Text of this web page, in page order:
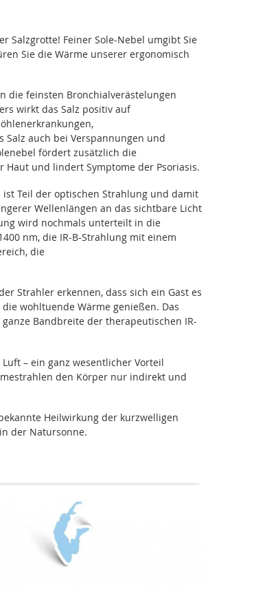
Salzgrotte! Feiner Sole-Nebel umgibt Sie
Sie die Wärme unserer ergonomisch
die feinsten Bronchialverästelungen
wirkt das Salz positiv auf
auch bei Verspannungen und
fördert zusätzlich die
und lindert Symptome der Psoriasis.
Teil der optischen Strahlung und damit
Wellenlängen an das sichtbare Licht
wird nochmals unterteilt in die
nm, die IR-B-Strahlung mit einem
die
Strahler erkennen, dass sich ein Gast es
wohltuende Wärme genießen. Das
Bandbreite der therapeutischen IR-
– ein ganz wesentlicher Vorteil
den Körper nur indirekt und
Heilwirkung der kurzwelligen
der Natursonne.